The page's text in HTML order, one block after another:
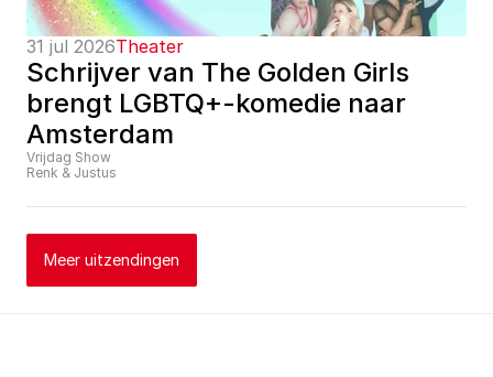
31 jul 2026Theater
Schrijver van The Golden Girls
brengt LGBTQ+-komedie naar
Amsterdam
Vrijdag Show
Renk & Justus
Meer uitzendingen